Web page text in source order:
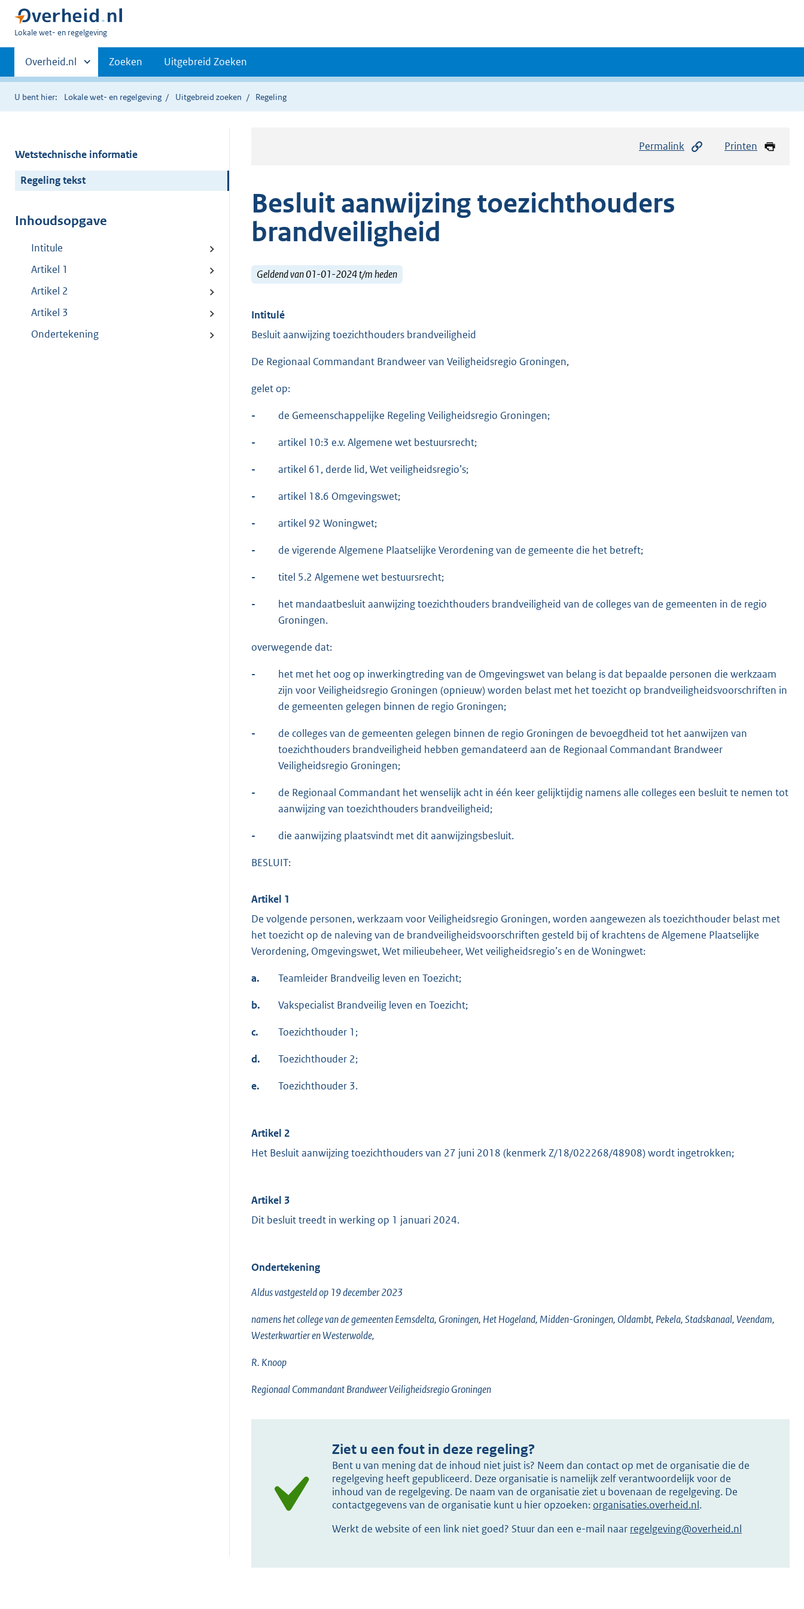
U
hier:
Lokale wet- en regelgeving
Primaire
navigatie
Andere
sites
binnen
Overheid.nl Zoeken Uitgebreid Zoeken
U bent hier: Lokale wet- en regelgeving Uitgebreid zoeken Regeling
Wetstechnische informatie
Regeling tekst
Inhoudsopgave
Intitule
Artikel 1
Artikel 2
Artikel 3
Ondertekening
Permalink Printen
Besluit aanwijzing toezichthouders
brandveiligheid
Geldend van 01-01-2024 t/m heden
Intitulé
Besluit aanwijzing toezichthouders brandveiligheid
De Regionaal Commandant Brandweer van Veiligheidsregio Groningen,
gelet op:
- de Gemeenschappelijke Regeling Veiligheidsregio Groningen;
- artikel 10:3 e.v. Algemene wet bestuursrecht;
- artikel 61, derde lid, Wet veiligheidsregio’s;
- artikel 18.6 Omgevingswet;
- artikel 92 Woningwet;
- de vigerende Algemene Plaatselijke Verordening van de gemeente die het betreft;
- titel 5.2 Algemene wet bestuursrecht;
-
het mandaatbesluit aanwijzing toezichthouders brandveiligheid van de colleges van de gemeenten in de regio
Groningen.
overwegende dat:
-
het met het oog op inwerkingtreding van de Omgevingswet van belang is dat bepaalde personen die werkzaam
zijn voor Veiligheidsregio Groningen (opnieuw) worden belast met het toezicht op brandveiligheidsvoorschriften in
de gemeenten gelegen binnen de regio Groningen;
-
de colleges van de gemeenten gelegen binnen de regio Groningen de bevoegdheid tot het aanwijzen van
toezichthouders brandveiligheid hebben gemandateerd aan de Regionaal Commandant Brandweer
Veiligheidsregio Groningen;
-
de Regionaal Commandant het wenselijk acht in één keer gelijktijdig namens alle colleges een besluit te nemen tot
aanwijzing van toezichthouders brandveiligheid;
- die aanwijzing plaatsvindt met dit aanwijzingsbesluit.
BESLUIT:
Artikel 1
De volgende personen, werkzaam voor Veiligheidsregio Groningen, worden aangewezen als toezichthouder belast met
het toezicht op de naleving van de brandveiligheidsvoorschriften gesteld bij of krachtens de Algemene Plaatselijke
Verordening, Omgevingswet, Wet milieubeheer, Wet veiligheidsregio’s en de Woningwet:
a. Teamleider Brandveilig leven en Toezicht;
b. Vakspecialist Brandveilig leven en Toezicht;
c. Toezichthouder 1;
d. Toezichthouder 2;
e. Toezichthouder 3.
Artikel 2
Het Besluit aanwijzing toezichthouders van 27 juni 2018 (kenmerk Z/18/022268/48908) wordt ingetrokken;
Artikel 3
Dit besluit treedt in werking op 1 januari 2024.
Ondertekening
Aldus vastgesteld op 19 december 2023
namens het college van de gemeenten Eemsdelta, Groningen, Het Hogeland, Midden-Groningen, Oldambt, Pekela, Stadskanaal, Veendam,
Westerkwartier en Westerwolde,
R. Knoop
Regionaal Commandant Brandweer Veiligheidsregio Groningen
Ziet u een fout in deze regeling?
Bent u van mening dat de inhoud niet juist is? Neem dan contact op met de organisatie die de
regelgeving heeft gepubliceerd. Deze organisatie is namelijk zelf verantwoordelijk voor de
inhoud van de regelgeving. De naam van de organisatie ziet u bovenaan de regelgeving. De
contactgegevens van de organisatie kunt u hier opzoeken: organisaties.overheid.nl.
Werkt de website of een link niet goed? Stuur dan een e-mail naar regelgeving@overheid.nl